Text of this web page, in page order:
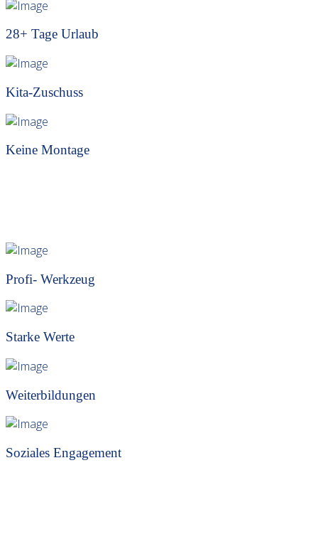
28+ Tage Urlaub
Kita-Zuschuss
Keine Montage
Profi- Werkzeug
Starke Werte
Weiterbildungen
Soziales Engagement